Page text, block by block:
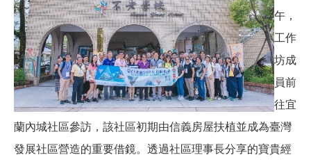
午，
工作
坊成
員前
往宜
蘭內城社區參訪，該社區初期由信義房屋扶植並成為臺灣
發展社區營造的重要借鏡。透過社區理事長分享的寶貴經